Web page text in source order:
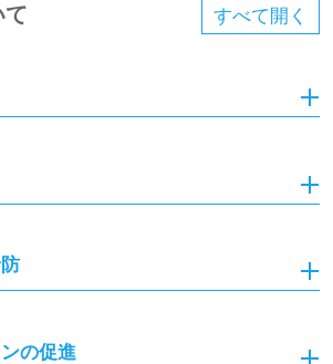
すべて 開く
て
の促進